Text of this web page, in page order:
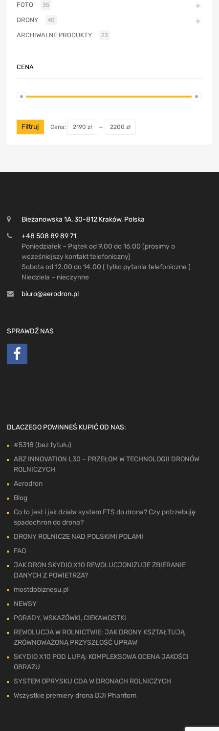
FOTO 35
DRONY 40
ARCHIWALNE PRODUKTY 23
CENA
Filtruj Cena: 2190 zł — 2200 zł
Bieżanowska 1A, 30-812 Kraków, Polska
+48 508 89 89 71
Poniedziałek – Piątek od 9.00 do 16.00 (prosimy o
wcześniejszy kontakt telefoniczny)
Sobota od 12.00 do 14.00 ( tylko pytania telefoniczne )
Niedziela – nieczynne
biuro@aerodron.pl
SPRAWDŹ NAS
DLACZEGO POWINNEŚ KUPIĆ OD NAS:
#5318 (bez tytułu)
ABZ INNOVATION L30 – PRZEŁOM W TECHNOLOGII DRONÓW
ROLNICZYCH
Aerodron
Blog
Co to jest i jak działa system FTS do drona? Czy potrzebuję
spadochron do drona?
DRONY ROLNICZE NAD POLSKIMI POLAMI
FAQ
JAK DRON SKYDIO X10 REWOLUCJONIZUJE ZBIERANIE
DANYCH Z POWIETRZA?
mostdobiznesu.pl
NEWSY
PORADY, WSKAZÓWKI, CIEKAWOSTKI
REWOLUCJA W ROLNICTWIE: JAK DRONY KSZTAŁTUJĄ
ZRÓWNOWAŻONĄ PRZYSZŁOŚĆ UPRAW
SKYDIO X10 POD LUPĄ: KOMPLEKSOWA OCENA JAKOŚCI
OBRAZU
SYSTEM OPRYSKU CDA W DRONACH ROLNICZYCH
Wszystkie premiery drona DJI Phantom